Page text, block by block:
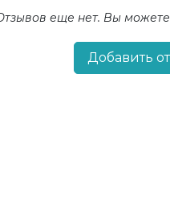
еще нет. Вы
Добавить